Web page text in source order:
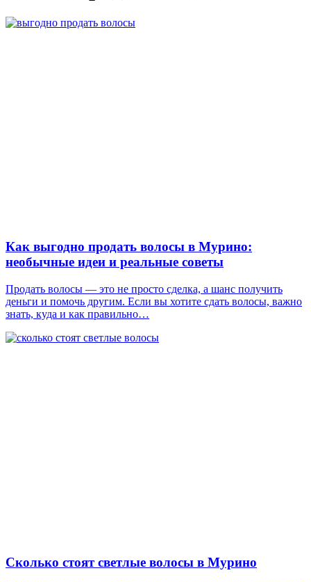
Как выгодно продать волосы в Мурино:
необычные идеи и реальные советы
Продать волосы — это не просто сделка, а шанс получить
деньги и помочь другим. Если вы хотите сдать волосы, важно
знать, куда и как правильно…
Сколько стоят светлые волосы в Мурино